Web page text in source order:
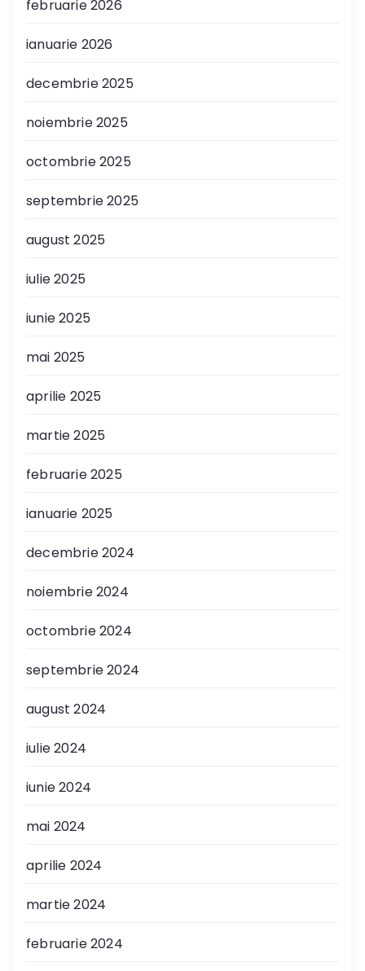
februarie 2026
ianuarie 2026
decembrie 2025
noiembrie 2025
octombrie 2025
septembrie 2025
august 2025
iulie 2025
iunie 2025
mai 2025
aprilie 2025
martie 2025
februarie 2025
ianuarie 2025
decembrie 2024
noiembrie 2024
octombrie 2024
septembrie 2024
august 2024
iulie 2024
iunie 2024
mai 2024
aprilie 2024
martie 2024
februarie 2024